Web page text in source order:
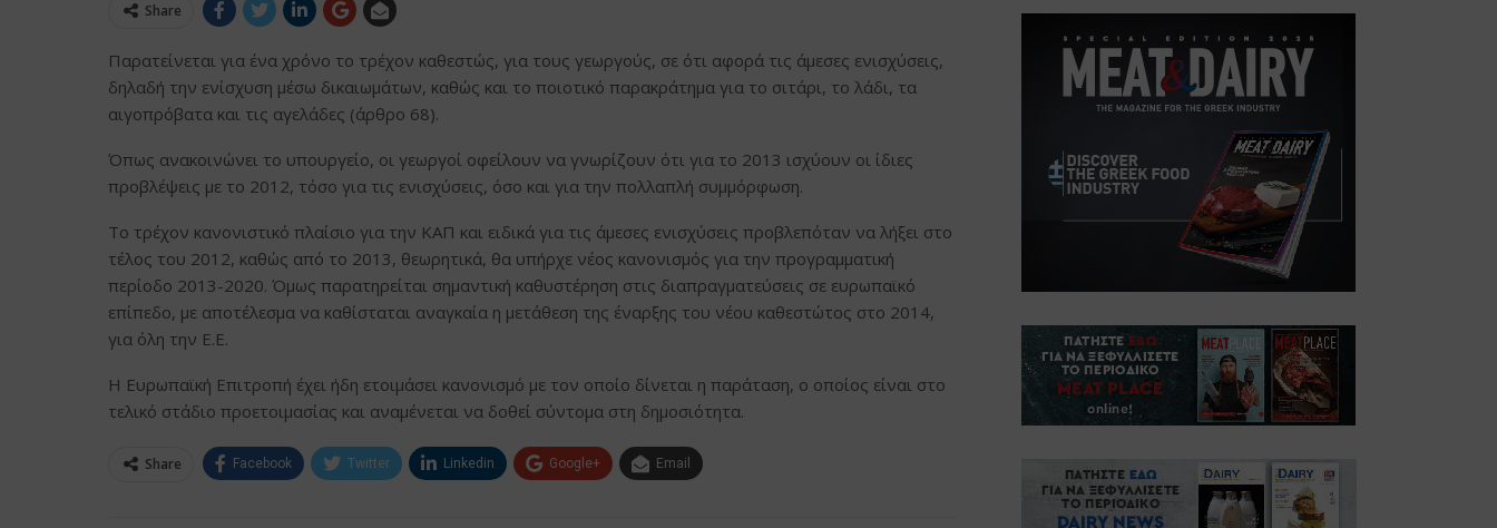
Share
Παρατείνεται για ένα χρόνο το τρέχον καθεστώς, για τους γεωργούς, σε ότι αφορά τις άμεσες ενισχύσεις,
δηλαδή την ενίσχυση μέσω δικαιωμάτων, καθώς και το ποιοτικό παρακράτημα για το σιτάρι, το λάδι, τα
αιγοπρόβατα και τις αγελάδες (άρθρο 68).
Όπως ανακοινώνει το υπουργείο, οι γεωργοί οφείλουν να γνωρίζουν ότι για το 2013 ισχύουν οι ίδιες
προβλέψεις με το 2012, τόσο για τις ενισχύσεις, όσο και για την πολλαπλή συμμόρφωση.
Το τρέχον κανονιστικό πλαίσιο για την ΚΑΠ και ειδικά για τις άμεσες ενισχύσεις προβλεπόταν να λήξει στο
τέλος του 2012, καθώς από το 2013, θεωρητικά, θα υπήρχε νέος κανονισμός για την προγραμματική
περίοδο 2013-2020. Όμως παρατηρείται σημαντική καθυστέρηση στις διαπραγματεύσεις σε ευρωπαϊκό
επίπεδο, με αποτέλεσμα να καθίσταται αναγκαία η μετάθεση της έναρξης του νέου καθεστώτος στο 2014,
για όλη την Ε.Ε.
Η Ευρωπαϊκή Επιτροπή έχει ήδη ετοιμάσει κανονισμό με τον οποίο δίνεται η παράταση, ο οποίος είναι στο
τελικό στάδιο προετοιμασίας και αναμένεται να δοθεί σύντομα στη δημοσιότητα.
Share Facebook Twitter Linkedin Google+ Email